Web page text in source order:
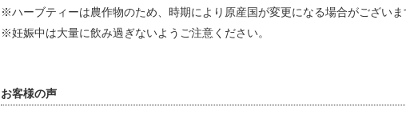
※ハーブティーは農作物のため、時期により原産国が変更になる場合がございま
※妊娠中は大量に飲み過ぎないようご注意ください。
お客様の声